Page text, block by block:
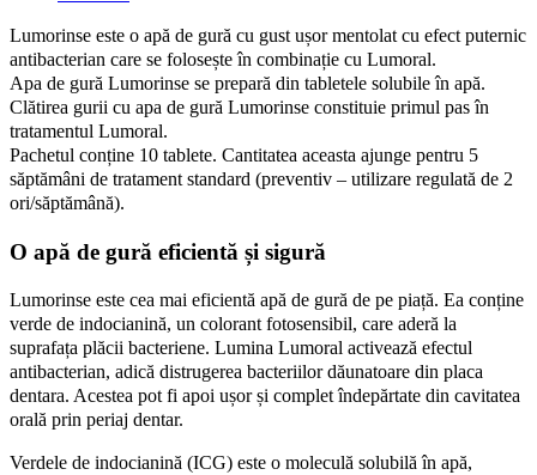
Lumorinse este o apă de gură cu gust ușor mentolat cu efect puternic
antibacterian care se folosește în combinație cu Lumoral.
Apa de gură Lumorinse se prepară din tabletele solubile în apă.
Clătirea gurii cu apa de gură Lumorinse constituie primul pas în
tratamentul Lumoral.
Pachetul conține 10 tablete. Cantitatea aceasta ajunge pentru 5
săptămâni de tratament standard (preventiv – utilizare regulată de 2
ori/săptămână).
O apă de gură eficientă și sigură
Lumorinse este cea mai eficientă apă de gură de pe piață. Ea conține
verde de indocianină, un colorant fotosensibil, care aderă la
suprafața plăcii bacteriene. Lumina Lumoral activează efectul
antibacterian, adică distrugerea bacteriilor dăunatoare din placa
dentara. Acestea pot fi apoi ușor și complet îndepărtate din cavitatea
orală prin periaj dentar.
Verdele de indocianină (ICG) este o moleculă solubilă în apă,